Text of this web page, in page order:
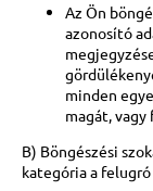
Az Ön
azonosító
minden
magát,
B) Böngészési
kategória a